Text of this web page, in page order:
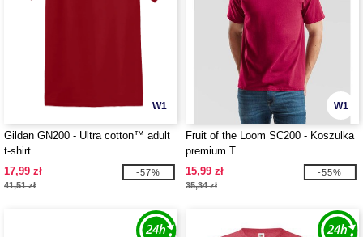
W1
Gildan GN200 - Ultra cotton™ adult
t-shirt
17,99 zł
41,51 zł
-57%
W1
Fruit of the Loom SC200 - Koszulka
premium T
15,99 zł
35,34 zł
-55%